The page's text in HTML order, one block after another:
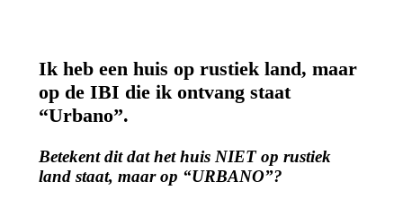
Ik heb een huis op rustiek land, maar
op de IBI die ik ontvang staat
“Urbano”.
Betekent dit dat het huis NIET op rustiek
land staat, maar op “URBANO”?